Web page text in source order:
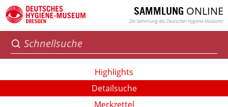
SAMMLUNG ONLINE
Die Sammlung des Deutschen Hygiene-Museums
Highlights
Detailsuche
Merkzettel